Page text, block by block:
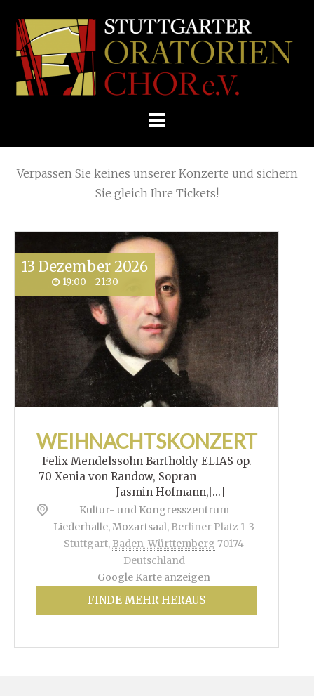
Skip
E.V.
Home 2018 » August
Verpassen Sie keines unserer Konzerte und sichern
Sie gleich Ihre Tickets!
13 Dezember 2026
19:00 - 21:30
WEIHNACHTSKONZERT
Felix Mendelssohn Bartholdy ELIAS op.
70 Xenia von Randow, Sopran
Jasmin Hofmann,[...]
Kultur- und Kongresszentrum
Liederhalle, Mozartsaal, Berliner Platz 1-3
Stuttgart, Baden-Württemberg 70174
Deutschland
Google Karte anzeigen
FINDE MEHR HERAUS